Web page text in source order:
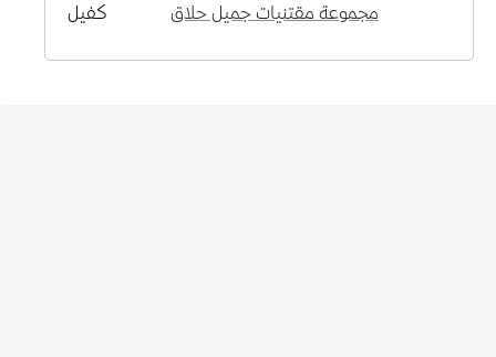
كفيل
مجموعة مقتنيات جميل حلاق